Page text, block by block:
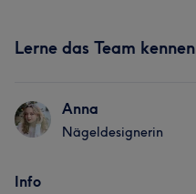
Lerne das Team kennen
Anna
Nägeldesignerin
Info